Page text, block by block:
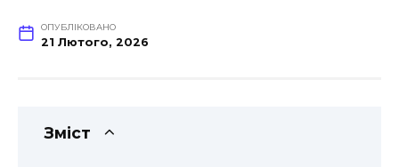
ОПУБЛІКОВАНО
21 Лютого, 2026
Зміст